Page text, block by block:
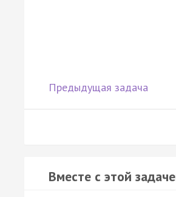
Предыдущая задача
Вместе с этой